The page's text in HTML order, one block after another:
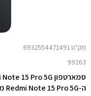
מק"ט 6932554471491
99263
סמארטפון Redmi Note 15 Pro 5G מבית Xiaomi